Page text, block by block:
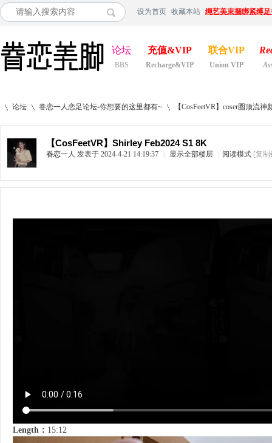
设为首页 收藏本站 绳艺美束捆绑紧缚
论坛
BBS
充值&VIP
Recharge&VIP
联合VIP
Union VIP
论坛
›
眷恋一人恋足论坛-你想要的这里都有~
›
【CosFeetVR】coser圈顶流
【CosFeetVR】Shirley Feb2024 S1 8K
眷恋一人 发表于 2024-4-21 14:19:37 显示全部楼层 阅读模式 [复
Length： 15:12